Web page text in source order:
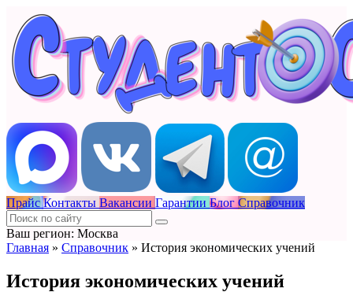
Прайс Контакты Вакансии Гарантии Блог Справочник
Ваш регион: Москва
Главная » Справочник » История экономических учений
История экономических учений